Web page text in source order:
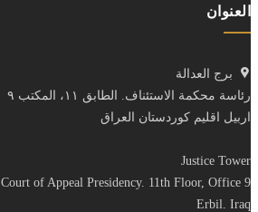
العنوان
برج العدالة
رئاسة محكمة الاستئناف. الطابق ١١، المكتب ٩
اربيل اقليم كوردستان العراق
Justice Tower
Court of Appeal Presidency. 11th Floor, Office 9
Erbil. Iraq